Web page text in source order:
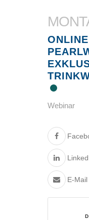
Webinar
E-Mail